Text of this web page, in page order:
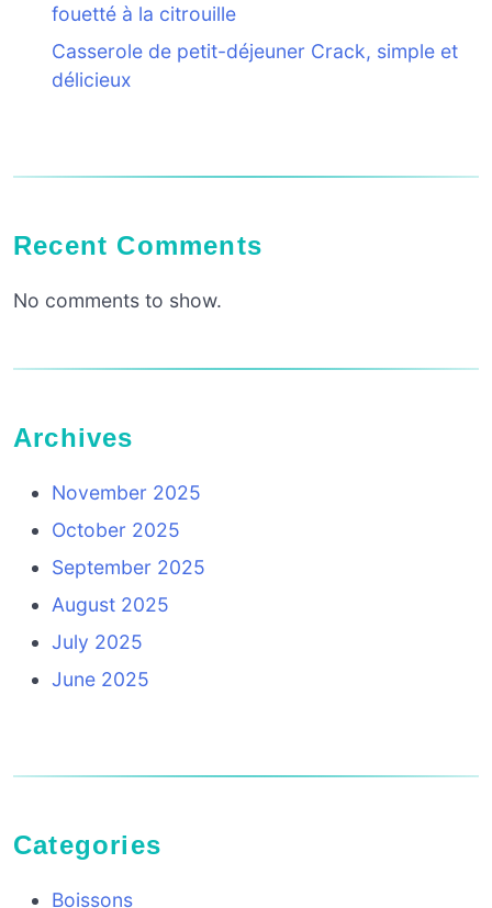
fouetté à la citrouille
Casserole de petit-déjeuner Crack, simple et
délicieux
Recent Comments
No comments to show.
Archives
November 2025
October 2025
September 2025
August 2025
July 2025
June 2025
Categories
Boissons